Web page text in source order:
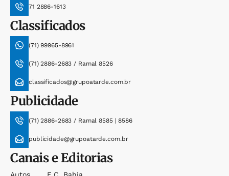
71 2886-1613
Classificados
(71) 99965-8961
(71) 2886-2683 / Ramal 8526
classificados@grupoatarde.com.br
Publicidade
(71) 2886-2683 / Ramal 8585 | 8586
publicidade@grupoatarde.com.br
Canais e Editorias